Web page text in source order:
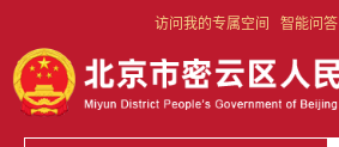
访问我的专属空间 智能问答